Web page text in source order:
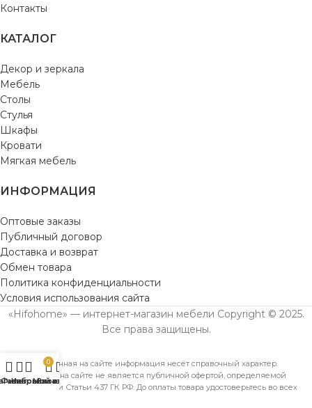
Контакты
КАТАЛОГ
Декор и зеркала
Мебель
Столы
Стулья
Шкафы
Кровати
Мягкая мебель
ИНФОРМАЦИЯ
Оптовые заказы
Публичный договор
Доставка и возврат
Обмен товара
Политика конфиденциальности
Условия использования сайта
«Hifohome» — интернет-магазин мебели Copyright © 2025.
Все права защищены.
Предоставленная на сайте информация несёт справочный характер.
Информация на сайте не является публичной офертой, определяемой
положениями Статьи 437 ГК РФ. До оплаты товара удостоверьтесь во всех
Фильтры
Избранное
0
Заказ
Мой аккаунт